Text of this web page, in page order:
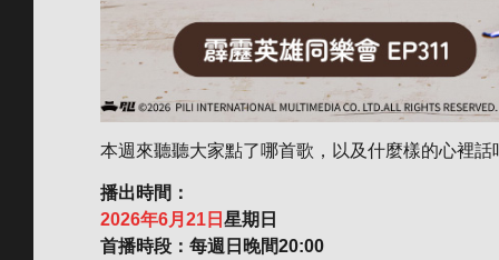
本週來聽聽大家點了哪首歌，以及什麼樣的心裡話
播出時間：
2026年6月21日 星期日
首播時段：每週日晚間20:00